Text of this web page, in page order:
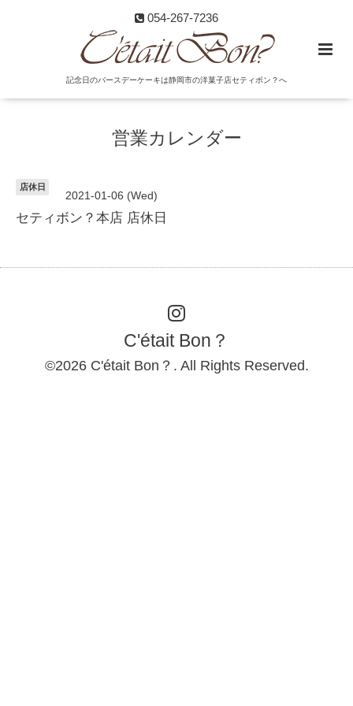
054-267-7236
記念日のバースデーケーキは静岡市の洋菓子店セティボン？へ
営業カレンダー
店休日
2021-01-06 (Wed)
セティボン？本店 店休日
C'était Bon？
©2026 C'était Bon？ . All Rights Reserved.